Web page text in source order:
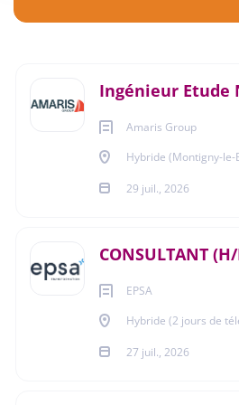
Ingénieur Etude
Amaris Group
Hybride (Montigny-le-
29 juil., 2026
CONSULTANT
EPSA
Hybride (2 jours de
27 juil., 2026
29 juil., 2026